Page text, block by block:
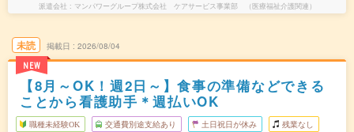
派遣会社 マンパワーグループ株式会社 ケアサービス事業部 （医療福祉介護関連）
未読
NEW
掲載日 2026/08/04
【8月～OK！週2日～】食事の準備などできる
ことから看護助手＊週払いOK
職種未経験OK 交通費別途支給あり 土日祝日が休み 残業なし